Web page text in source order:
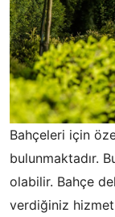
Bahçeleri için
bulunmaktadır.
olabilir. Bahçe
verdiğiniz hizmet